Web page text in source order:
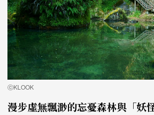
ⓒKLOOK
漫步虛無飄渺的忘憂森林與「妖怪